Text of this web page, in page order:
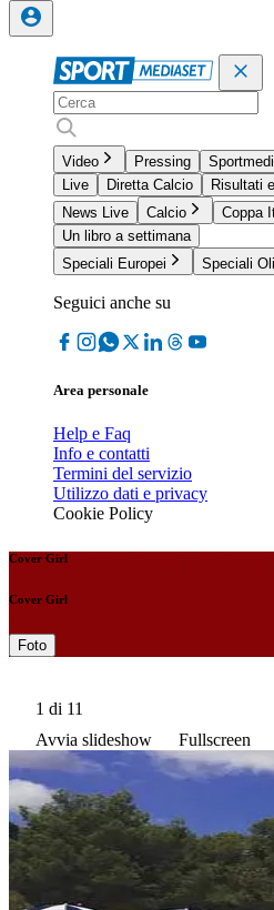
Video Pressing
Live
Diretta Calcio
Risultati
News Live
Calcio Coppa
Un libro a settimana
Speciali Europei
Speciali
Seguici anche su
Area personale
Help e Faq
Info e contatti
Termini del servizio
Utilizzo dati e privacy
Cookie Policy
Cover Girl
Cover Girl
Foto
1 di 11
Avvia slideshow
Fullscreen